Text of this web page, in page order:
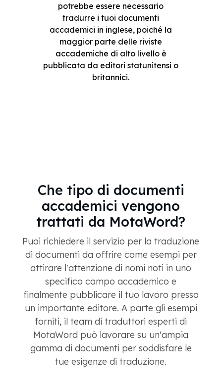
potrebbe essere necessario
tradurre i tuoi documenti
accademici in inglese, poiché la
maggior parte delle riviste
accademiche di alto livello è
pubblicata da editori statunitensi o
britannici.
Che tipo di documenti
accademici vengono
trattati da MotaWord?
Puoi richiedere il servizio per la traduzione
di documenti da offrire come esempi per
attirare l'attenzione di nomi noti in uno
specifico campo accademico e
finalmente pubblicare il tuo lavoro presso
un importante editore. A parte gli esempi
forniti, il team di traduttori esperti di
MotaWord può lavorare su un'ampia
gamma di documenti per soddisfare le
tue esigenze di traduzione.